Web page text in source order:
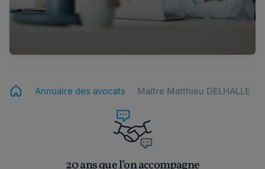
Annuaire des avocats Maître Matthieu DELHALLE